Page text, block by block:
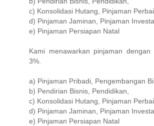
c) Konsolidasi Hutang, Pinjaman
d) Pinjaman Jaminan, Pinjaman
e) Pinjaman Persiapan Natal
Kami menawarkan pinjaman
3%.
a) Pinjaman Pribadi, Pengembangan
b) Pendirian Bisnis, Pendidikan,
c) Konsolidasi Hutang, Pinjaman
d) Pinjaman Jaminan, Pinjaman
e) Pinjaman Persiapan Natal